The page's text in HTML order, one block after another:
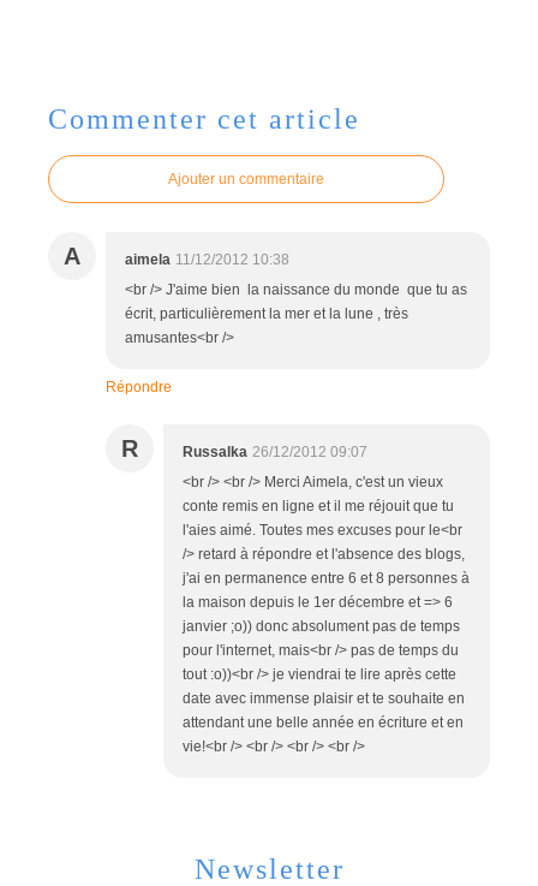
Commenter cet article
Ajouter un commentaire
A aimela 11/12/2012 10:38
<br /> J'aime bien la naissance du monde que tu as
écrit, particulièrement la mer et la lune , très
amusantes<br />
Répondre
R Russalka 26/12/2012 09:07
<br /> <br /> Merci Aimela, c'est un vieux
conte remis en ligne et il me réjouit que tu
l'aies aimé. Toutes mes excuses pour le<br
/> retard à répondre et l'absence des blogs,
j'ai en permanence entre 6 et 8 personnes à
la maison depuis le 1er décembre et => 6
janvier ;o)) donc absolument pas de temps
pour l'internet, mais<br /> pas de temps du
tout :o))<br /> je viendrai te lire après cette
date avec immense plaisir et te souhaite en
attendant une belle année en écriture et en
vie!<br /> <br /> <br /> <br />
Newsletter